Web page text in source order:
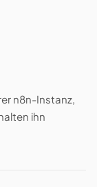
n8n-Instanz,
ihn